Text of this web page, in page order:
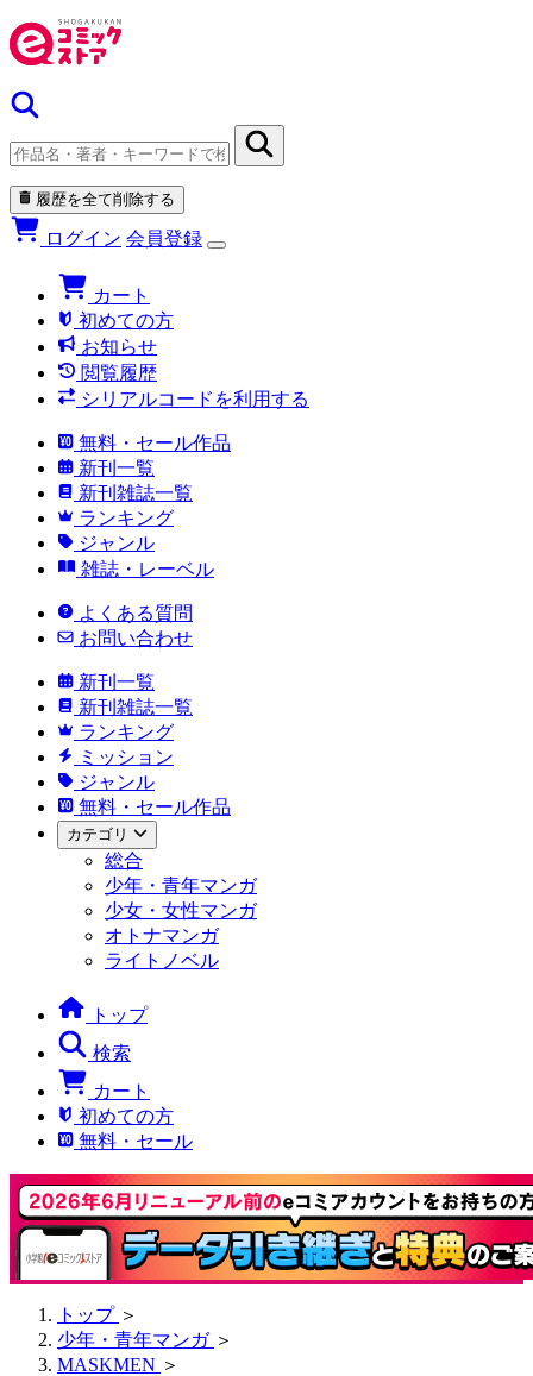
履歴を全て削除する
ログイン 会員登録
カート
初めての方
お知らせ
閲覧履歴
シリアルコードを利用する
無料・セール作品
新刊一覧
新刊雑誌一覧
ランキング
ジャンル
雑誌・レーベル
よくある質問
お問い合わせ
新刊一覧
新刊雑誌一覧
ランキング
ミッション
ジャンル
無料・セール作品
カテゴリ
総合
少年・青年マンガ
少女・女性マンガ
オトナマンガ
ライトノベル
トップ
検索
カート
初めての方
無料・セール
トップ ＞
少年・青年マンガ ＞
MASKMEN ＞